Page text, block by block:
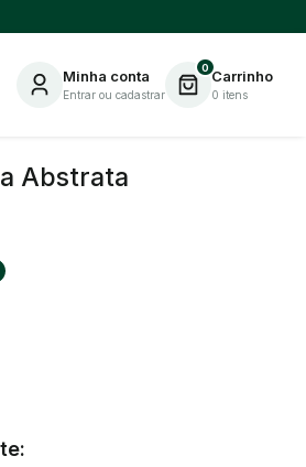
Minha conta
Entrar ou cadastrar
0 Carrinho
0 itens
Abstrata